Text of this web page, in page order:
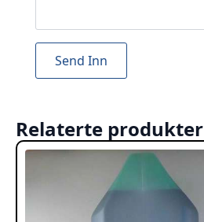
Relaterte produkter